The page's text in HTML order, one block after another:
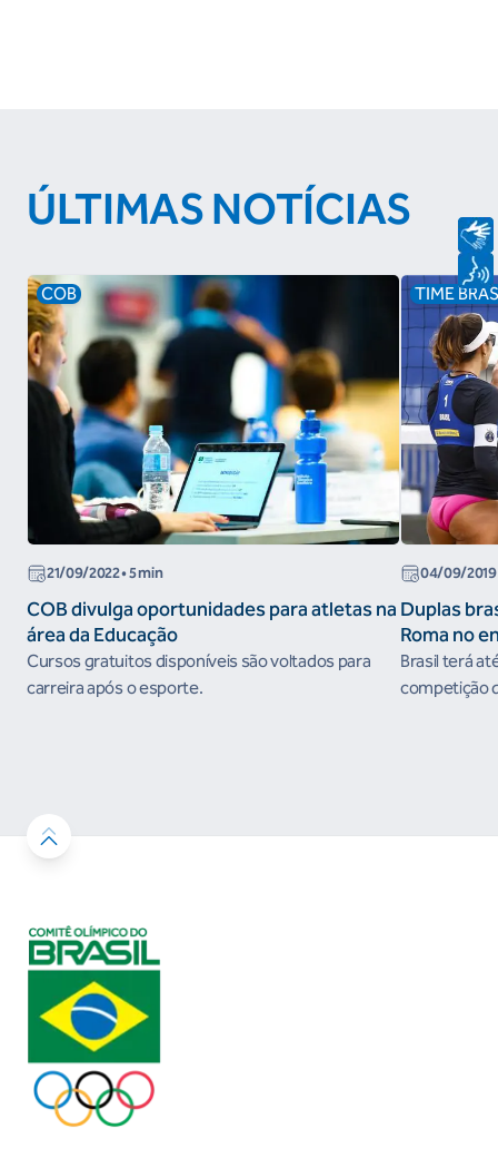
ÚLTIMAS NOTÍCIAS
COB
21/09/2022• 5 min
COB divulga oportunidades para atletas na
área da Educação
Cursos gratuitos disponíveis são voltados para
carreira após o esporte.
TIME
04/09/2019
Duplas
Roma no
do
Brasil terá
competição